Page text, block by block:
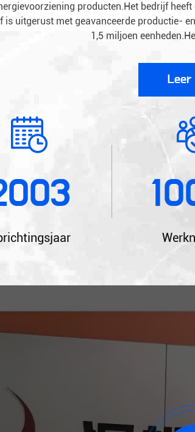
producten.Het bedrijf
is uitgerust met geavanceerde productie-
1,5 miljoen
Leer